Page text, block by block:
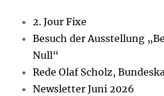
2. Jour Fixe
Besuch der Ausstellung
Null“
Rede Olaf Scholz,
Newsletter Juni 2026